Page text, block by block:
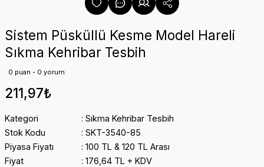
Sistem Püsküllü Kesme Model Hareli
Sıkma Kehribar Tesbih
0 puan - 0 yorum
211,97₺
Kategori
Sıkma Kehribar Tesbih
Stok Kodu
SKT-3540-85
Piyasa Fiyatı
100 TL & 120 TL Arası
Fiyat
176,64 TL + KDV